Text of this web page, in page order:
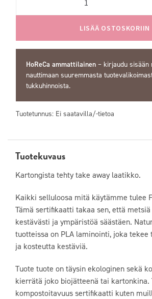
LISÄÄ OSTOSKORIIN
HoReCa ammattilainen – kirjaudu sisään
nauttimaan suuremmasta
tukkuhinnoista.
Tuotetunnus: Ei saatavilla/-tietoa
Tuotekuvaus
Kartongista tehty take away laatikko.
Kaikki selluloosa mitä käytämme tulee
Tämä sertifikaatti takaa sen, että
kestävästi ja ympäristöä säästäen.
tuotteissa on PLA laminointi, joka tekee
ja kosteutta kestäviä.
Tuote tuote on täysin ekologinen sekä
kierrätä joko biojätteenä tai kartonkina.
kompostoitavuus sertifikaatti kuten